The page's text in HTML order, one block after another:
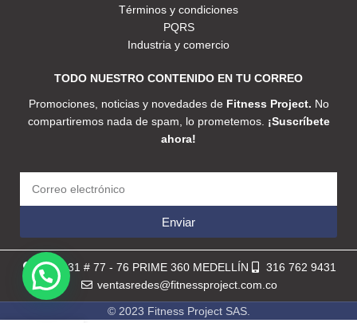
Términos y condiciones
PQRS
Industria y comercio
TODO NUESTRO CONTENIDO EN TU CORREO
Promociones, noticias y novedades de Fitness Project. No
compartiremos nada de spam, lo prometemos. ¡Suscríbete
ahora!
Enviar
Calle 31 # 77 - 76 PRIME 360 MEDELLÍN
316 762 9431
ventasredes@fitnessproject.com.co
© 2023 Fitness Project SAS.